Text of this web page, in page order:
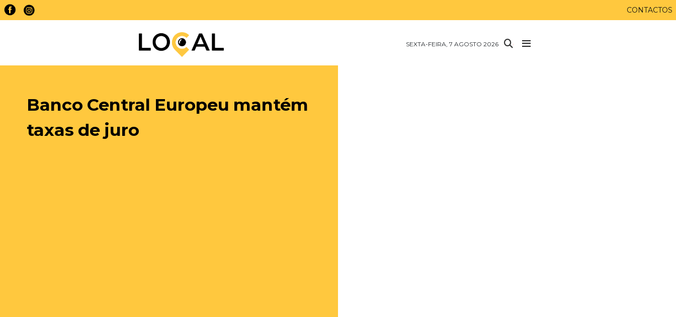
CONTACTOS
SEXTA-FEIRA, 7 AGOSTO 2026
Banco Central Europeu mantém
taxas de juro